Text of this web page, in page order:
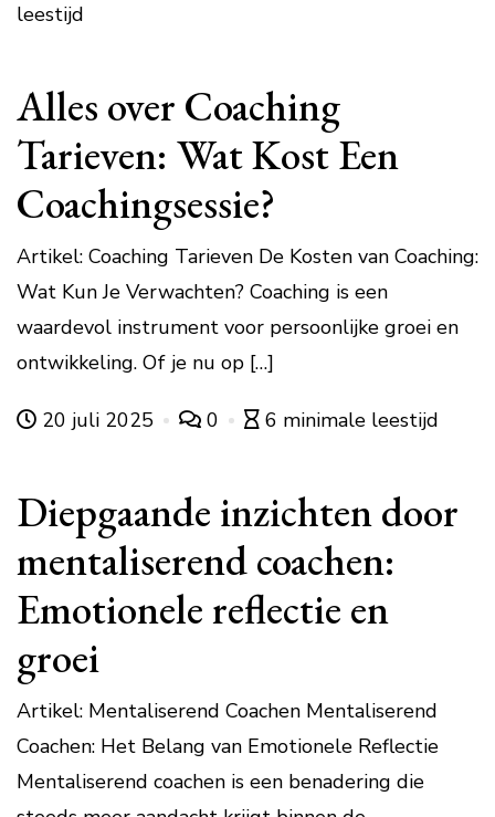
leestijd
Alles over Coaching
Tarieven: Wat Kost Een
Coachingsessie?
Artikel: Coaching Tarieven De Kosten van Coaching:
Wat Kun Je Verwachten? Coaching is een
waardevol instrument voor persoonlijke groei en
ontwikkeling. Of je nu op […]
20 juli 2025 0 6 minimale leestijd
Diepgaande inzichten door
mentaliserend coachen:
Emotionele reflectie en
groei
Artikel: Mentaliserend Coachen Mentaliserend
Coachen: Het Belang van Emotionele Reflectie
Mentaliserend coachen is een benadering die